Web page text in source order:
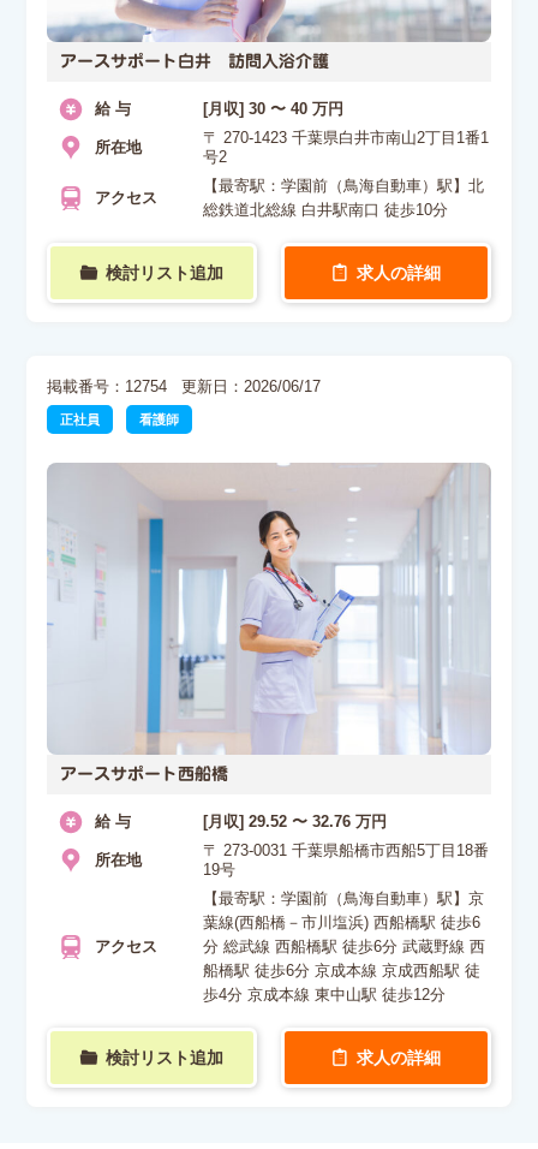
アースサポート白井 訪問入浴介護
給 与 [月収] 30 〜 40 万円
所在地
〒 270-1423 千葉県白井市南山2丁目1番1
号2
アクセス
【最寄駅：学園前（鳥海自動車）駅】北
総鉄道北総線 白井駅南口 徒歩10分
検討リスト追加 求人の詳細
掲載番号：12754 更新日：2026/06/17
正社員 看護師
アースサポート西船橋
給 与 [月収] 29.52 〜 32.76 万円
所在地
〒 273-0031 千葉県船橋市西船5丁目18番
19号
アクセス
【最寄駅：学園前（鳥海自動車）駅】京
葉線(西船橋－市川塩浜) 西船橋駅 徒歩6
分 総武線 西船橋駅 徒歩6分 武蔵野線 西
船橋駅 徒歩6分 京成本線 京成西船駅 徒
歩4分 京成本線 東中山駅 徒歩12分
検討リスト追加 求人の詳細